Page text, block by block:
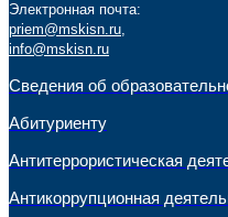
Электронная почта:
priem@mskisn.ru,
info@mskisn.ru
Сведения об
Абитуриенту
Антитеррористическая
Антикоррупционная